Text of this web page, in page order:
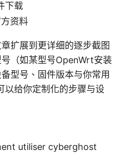
下载
资料
扩展到更详细的逐步截图
（如某型号OpenWrt安装
型号、固件版本与你常用
以给你定制化的步骤与设
utiliser cyberghost